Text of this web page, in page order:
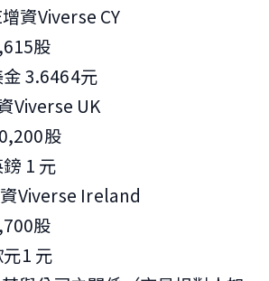
資Viverse CY
股
3.6464元
Viverse UK
股
1 元
Viverse Ireland
股
1 元